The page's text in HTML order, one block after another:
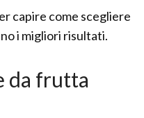
capire come scegliere
i migliori risultati.
da frutta